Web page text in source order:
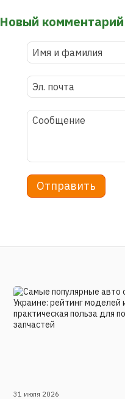
Новый комментарий
Отправить
31 июля 2026